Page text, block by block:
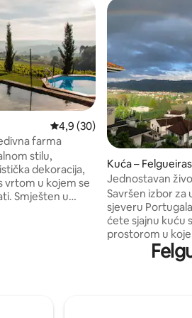
Prosječna ocjena: 4,9/5,
4,9 (30)
farma
stilu,
dekoracija,
vrtom u kojem se
Smješten u
Kuća – Felgueiras
Jednostavan
Savršen izbor za
sjeveru Portugala i
ćete sjajnu kuću
prostorom u
krajoliku iz
zalaska sunca ili